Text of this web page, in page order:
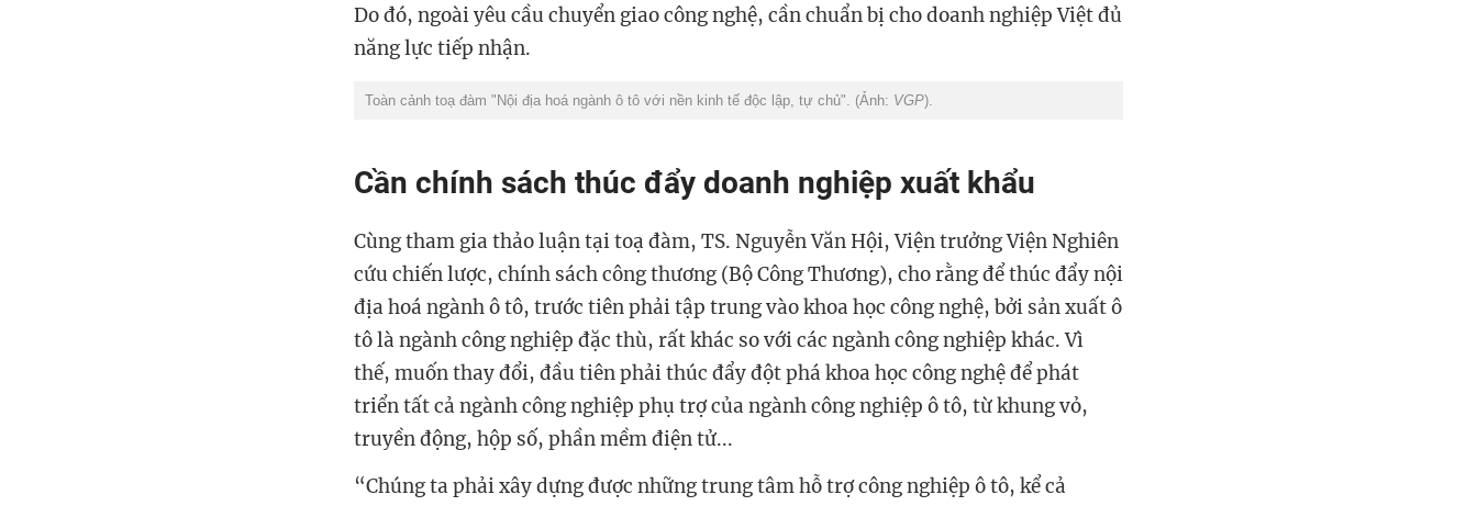
Do đó, ngoài yêu cầu chuyển giao công nghệ, cần chuẩn bị cho doanh nghiệp Việt đủ
năng lực tiếp nhận.
Toàn cảnh toạ đàm "Nội địa hoá ngành ô tô với nền kinh tế độc lập, tự chủ". (Ảnh: VGP).
Cần chính sách thúc đẩy doanh nghiệp xuất khẩu
Cùng tham gia thảo luận tại toạ đàm, TS. Nguyễn Văn Hội, Viện trưởng Viện Nghiên
cứu chiến lược, chính sách công thương (Bộ Công Thương), cho rằng để thúc đẩy nội
địa hoá ngành ô tô, trước tiên phải tập trung vào khoa học công nghệ, bởi sản xuất ô
tô là ngành công nghiệp đặc thù, rất khác so với các ngành công nghiệp khác. Vì
thế, muốn thay đổi, đầu tiên phải thúc đẩy đột phá khoa học công nghệ để phát
triển tất cả ngành công nghiệp phụ trợ của ngành công nghiệp ô tô, từ khung vỏ,
truyền động, hộp số, phần mềm điện tử...
“Chúng ta phải xây dựng được những trung tâm hỗ trợ công nghiệp ô tô, kể cả